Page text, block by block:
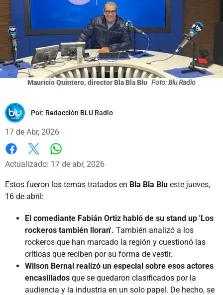
Mauricio Quintero, director Bla Bla Blu Foto: Blu Radio
Por: Redacción BLU Radio
17 de Abr, 2026
Facebook
X
Actualizado: 17 de abr, 2026
Estos fueron los temas tratados en Bla Bla Blu este jueves,
16 de abril:
El comediante Fabián Ortiz habló de su stand up 'Los
rockeros también lloran'. También analizó a los
rockeros que han marcado la región y cuestionó las
críticas que reciben por su forma de vestir.
Wilson Bernal realizó un especial sobre esos actores
encasillados que se quedaron clasificados por la
audiencia y la industria en un solo papel. De hecho, se